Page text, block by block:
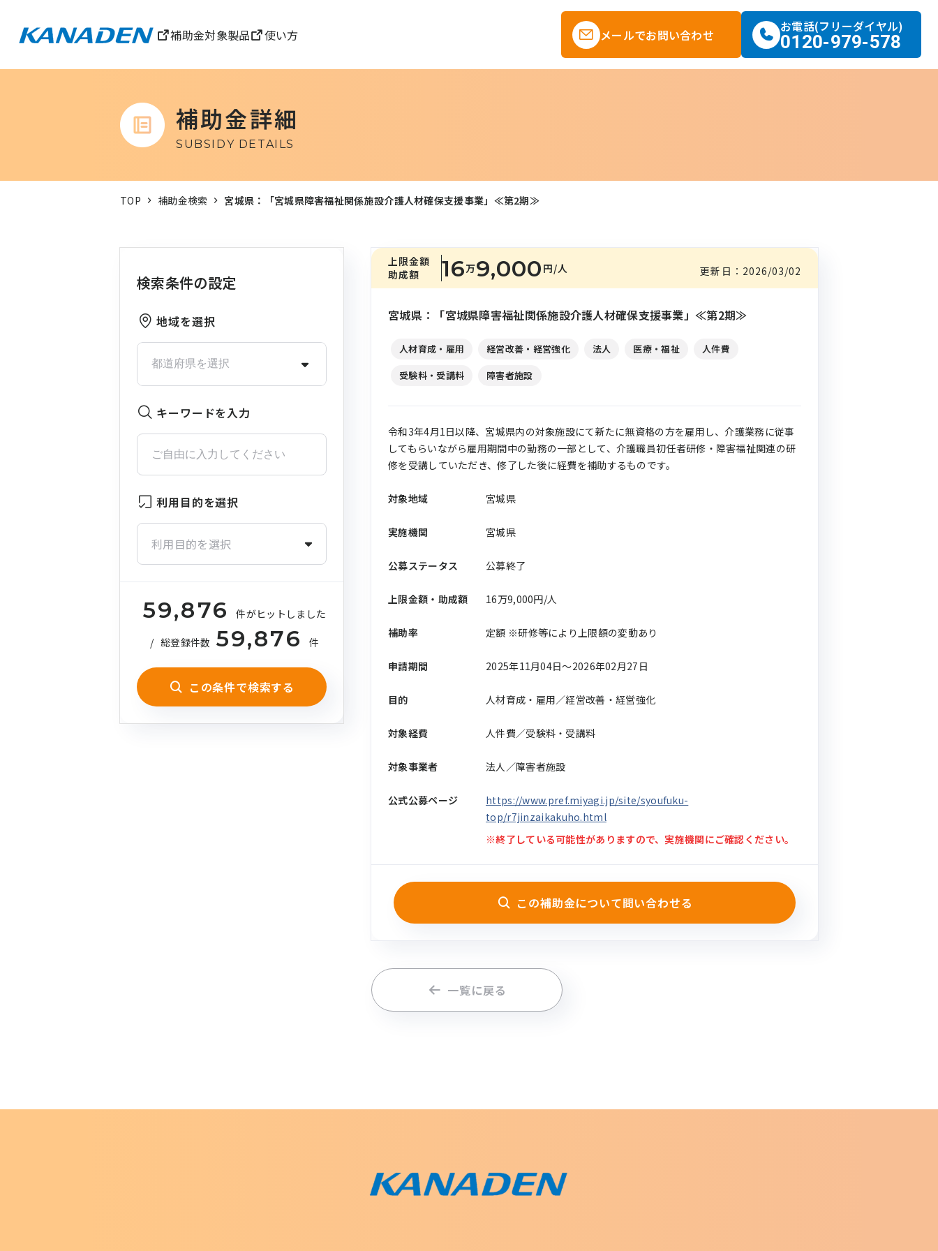
補助金対象製品 使い方 メールでお問い合わせ
お電話(フリーダイヤル)
0120-979-578
補助金詳細
SUBSIDY DETAILS
TOP 補助金検索 宮城県：「宮城県障害福祉関係施設介護人材確保支援事業」≪第2期≫
検索条件の設定
地域を選択
キーワードを入力
利用目的を選択
利用目的を選択
59,876 件がヒットしました
/ 総登録件数 59,876 件
この条件で検索する
上限金額
助成額
16万9,000 円/人 更新日： 2026/03/02
宮城県：「宮城県障害福祉関係施設介護人材確保支援事業」≪第2期≫
人材育成・雇用 経営改善・経営強化 法人 医療・福祉
人件費
受験料・受講料
障害者施設
令和3年4月1日以降、宮城県内の対象施設にて新たに無資格の方を雇用し、介護業務に従事
してもらいながら雇用期間中の勤務の一部として、介護職員初任者研修・障害福祉関連の研
修を受講していただき、修了した後に経費を補助するものです。
対象地域 宮城県
実施機関 宮城県
公募ステータス 公募終了
上限金額・助成額 16万9,000円/人
補助率 定額 ※研修等により上限額の変動あり
申請期間 2025年11月04日〜2026年02月27日
目的 人材育成・雇用／経営改善・経営強化
対象経費 人件費／受験料・受講料
対象事業者 法人／障害者施設
公式公募ページ
https://www.pref.miyagi.jp/site/syoufuku-
top/r7jinzaikakuho.html
※終了している可能性がありますので、実施機関にご確認ください。
この補助金について問い合わせる
一覧に戻る